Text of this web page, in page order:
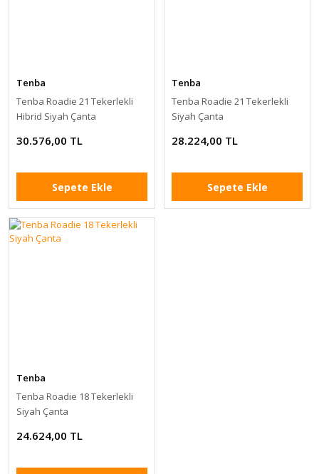
Tenba
Tenba Roadie 21 Tekerlekli
Hibrid Siyah Çanta
30.576,00 TL
Sepete Ekle
Tenba
Tenba Roadie 21 Tekerlekli
Siyah Çanta
28.224,00 TL
Sepete Ekle
Tenba
Tenba Roadie 18 Tekerlekli
Siyah Çanta
24.624,00 TL